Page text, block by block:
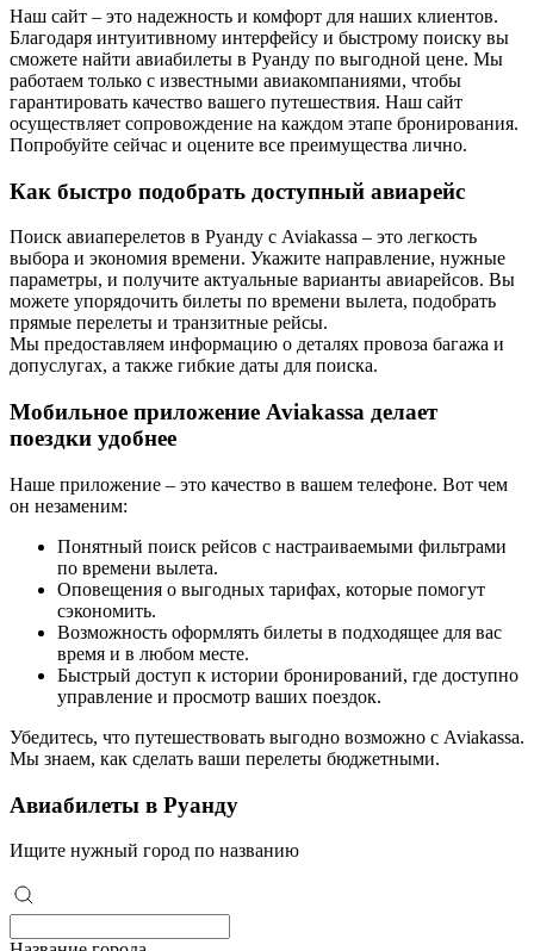
Наш сайт – это надежность и комфорт для наших клиентов.
Благодаря интуитивному интерфейсу и быстрому поиску вы
сможете найти авиабилеты в Руанду по выгодной цене. Мы
работаем только с известными авиакомпаниями, чтобы
гарантировать качество вашего путешествия. Наш сайт
осуществляет сопровождение на каждом этапе бронирования.
Попробуйте сейчас и оцените все преимущества лично.
Как быстро подобрать доступный авиарейс
Поиск авиаперелетов в Руанду с Aviakassa – это легкость
выбора и экономия времени. Укажите направление, нужные
параметры, и получите актуальные варианты авиарейсов. Вы
можете упорядочить билеты по времени вылета, подобрать
прямые перелеты и транзитные рейсы.
Мы предоставляем информацию о деталях провоза багажа и
допуслугах, а также гибкие даты для поиска.
Мобильное приложение Aviakassa делает
поездки удобнее
Наше приложение – это качество в вашем телефоне. Вот чем
он незаменим:
Понятный поиск рейсов с настраиваемыми фильтрами
по времени вылета.
Оповещения о выгодных тарифах, которые помогут
сэкономить.
Возможность оформлять билеты в подходящее для вас
время и в любом месте.
Быстрый доступ к истории бронирований, где доступно
управление и просмотр ваших поездок.
Убедитесь, что путешествовать выгодно возможно с Aviakassa.
Мы знаем, как сделать ваши перелеты бюджетными.
Авиабилеты в Руанду
Ищите нужный город по названию